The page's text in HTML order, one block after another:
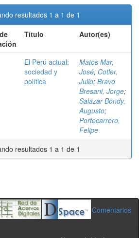
resultados 1 a 1 de 1
Título Autor(es)
El Perú actual:
sociedad y
política
Matos Mar,
José; Cotler,
Julio; Bravo
Bresani, Jorge;
Salazar Bondy,
Augusto;
Portocarrero,
Felipe
resultados 1 a 1 de 1
Comentarios